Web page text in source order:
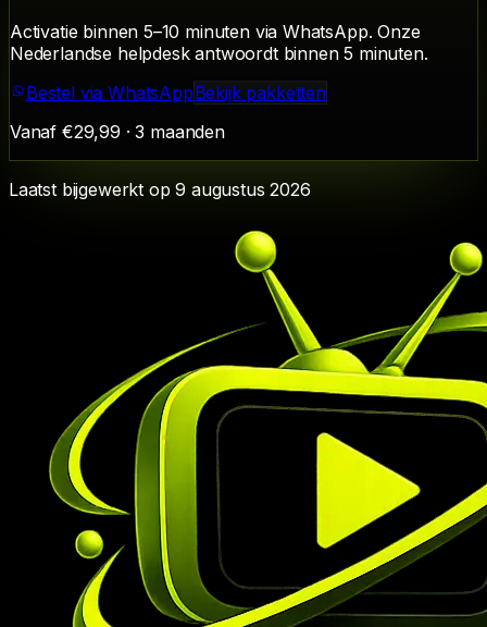
Activatie binnen 5–10 minuten via WhatsApp. Onze
Nederlandse helpdesk antwoordt binnen 5 minuten.
Bestel via WhatsAppBekijk pakketten
Vanaf €29,99 ·3 maanden
Laatst bijgewerkt op9 augustus 2026